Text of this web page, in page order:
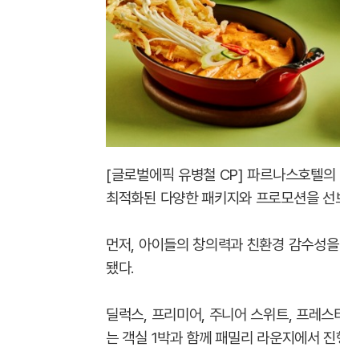
[글로벌에픽 유병철 CP] 파르나스호텔
최적화된 다양한 패키지와 프로모션을 선
먼저, 아이들의 창의력과 친환경 감수성
됐다.
딜럭스, 프리미어, 주니어 스위트, 프레
는 객실 1박과 함께 패밀리 라운지에서